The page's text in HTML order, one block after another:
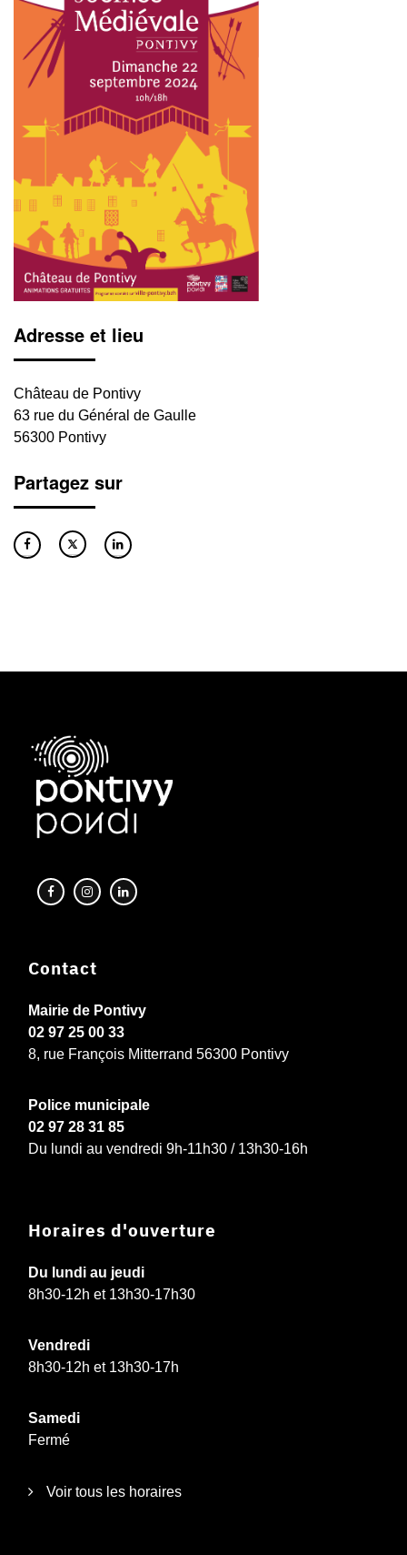
Adresse et lieu
Château de Pontivy
63 rue du Général de Gaulle
56300 Pontivy
Partagez sur
Contact
Mairie de Pontivy
02 97 25 00 33
8, rue François Mitterrand 56300 Pontivy
Police municipale
02 97 28 31 85
Du lundi au vendredi 9h-11h30 / 13h30-16h
Horaires d'ouverture
Du lundi au jeudi
8h30-12h et 13h30-17h30
Vendredi
8h30-12h et 13h30-17h
Samedi
Fermé
Voir tous les horaires